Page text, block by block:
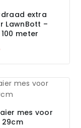
extra
LawnBott –
meter
mes voor
29cm